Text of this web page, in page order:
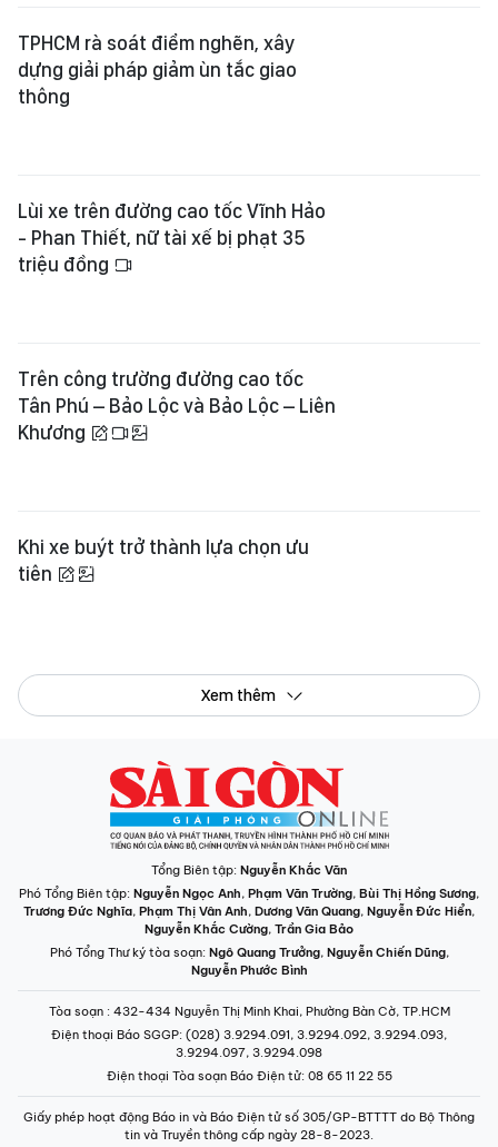
TPHCM rà soát điểm nghẽn, xây
dựng giải pháp giảm ùn tắc giao
thông
Lùi xe trên đường cao tốc Vĩnh Hảo
- Phan Thiết, nữ tài xế bị phạt 35
triệu đồng
Trên công trường đường cao tốc
Tân Phú – Bảo Lộc và Bảo Lộc – Liên
Khương
Khi xe buýt trở thành lựa chọn ưu
tiên
Xem thêm
Tổng Biên tập: Nguyễn Khắc Văn
Phó Tổng Biên tập: Nguyễn Ngọc Anh, Phạm Văn Trường, Bùi Thị Hồng Sương,
Trương Đức Nghĩa, Phạm Thị Vân Anh, Dương Văn Quang, Nguyễn Đức Hiển,
Nguyễn Khắc Cường, Trần Gia Bảo
Phó Tổng Thư ký tòa soạn: Ngô Quang Trưởng, Nguyễn Chiến Dũng,
Nguyễn Phước Bình
Tòa soạn : 432-434 Nguyễn Thị Minh Khai, Phường Bàn Cờ, TP.HCM
Điện thoại Báo SGGP: (028) 3.9294.091, 3.9294.092, 3.9294.093,
3.9294.097, 3.9294.098
Điện thoại Tòa soạn Báo Điện tử: 08 65 11 22 55
Giấy phép hoạt động Báo in và Báo Điện tử số 305/GP-BTTTT do Bộ Thông
tin và Truyền thông cấp ngày 28-8-2023.